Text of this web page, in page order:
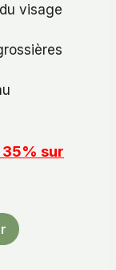
visage
sur